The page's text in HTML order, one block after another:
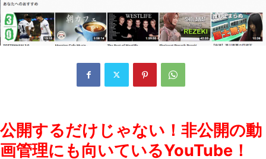
公開するだけじゃない！非公開の動
画管理にも向いているYouTube！